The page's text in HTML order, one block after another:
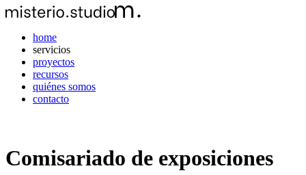
home
servicios
proyectos
recursos
quiénes somos
contacto
Comisariado de exposiciones